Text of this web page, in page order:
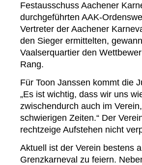
Festausschuss Aachener
durchgeführten AAK-
Vertreter der Aachener
den Sieger ermittelten,
Vaalserquartier den
Rang.
Für Toon Janssen kommt die
„Es ist wichtig, dass wir uns
zwischendurch auch im
schwierigen Zeiten.“ Der
rechtzeige Aufstehen nicht
Aktuell ist der Verein bestens
Grenzkarneval zu feiern.